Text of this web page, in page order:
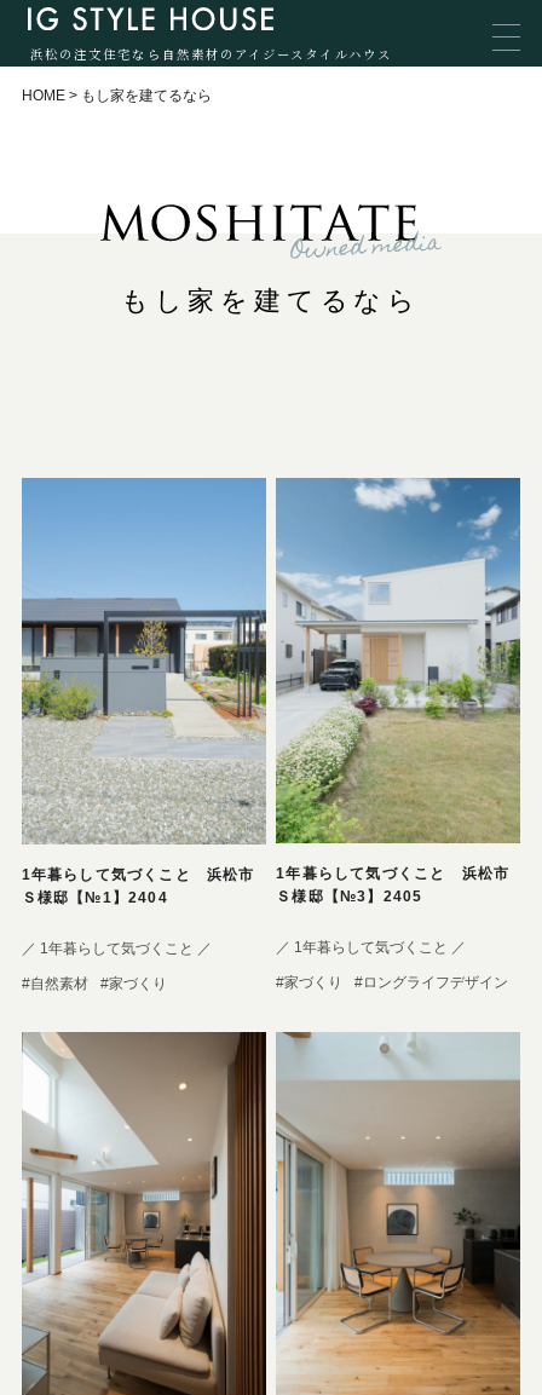
浜松の注文住宅なら自然素材のアイジースタイルハウス
HOME> もし家を建てるなら
もし家を建てるなら
1年暮らして気づくこと 浜松市
Ｓ様邸【№1】2404
／ 1年暮らして気づくこと ／
#自然素材 #家づくり
1年暮らして気づくこと 浜松市
Ｓ様邸【№3】2405
／ 1年暮らして気づくこと ／
#家づくり #ロングライフデザイン